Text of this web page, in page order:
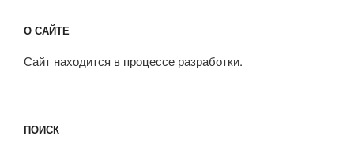
О САЙТЕ
Сайт находится в процессе разработки.
ПОИСК